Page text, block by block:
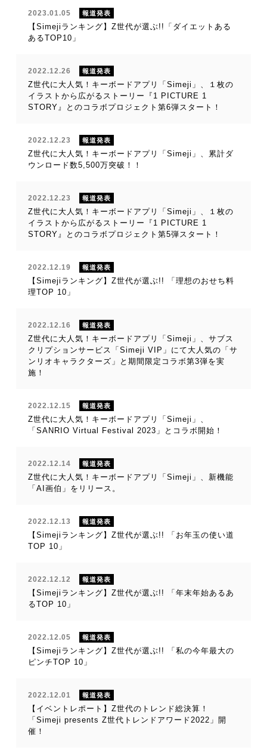
2023.01.05 報道発表
【Simejiランキング】Z世代が選ぶ!!「ダイエットある
あるTOP10」
2022.12.26 報道発表
Z世代に大人気！キーボードアプリ「Simeji」、１枚の
イラストから広がるストーリー『1 PICTURE 1
STORY』とのコラボプロジェクト第6弾スタート！
2022.12.23 報道発表
Z世代に大人気！キーボードアプリ「Simeji」、累計ダ
ウンロード数5,500万突破！！
2022.12.23 報道発表
Z世代に大人気！キーボードアプリ「Simeji」、１枚の
イラストから広がるストーリー『1 PICTURE 1
STORY』とのコラボプロジェクト第5弾スタート！
2022.12.19 報道発表
【Simejiランキング】Z世代が選ぶ!! 「理想のおせち料
理TOP 10」
2022.12.16 報道発表
Z世代に大人気！キーボードアプリ「Simeji」、サブス
クリプションサービス「Simeji VIP」にて大人気の「サ
ンリオキャラクターズ」と期間限定コラボ第3弾を実
施！
2022.12.15 報道発表
Z世代に大人気！キーボードアプリ「Simeji」、
「SANRIO Virtual Festival 2023」とコラボ開始！
2022.12.14 報道発表
Z世代に大人気！キーボードアプリ「Simeji」、新機能
「AI画伯」をリリース。
2022.12.13 報道発表
【Simejiランキング】Z世代が選ぶ!! 「お年玉の使い道
TOP 10」
2022.12.12 報道発表
【Simejiランキング】Z世代が選ぶ!! 「年末年始あるあ
るTOP 10」
2022.12.05 報道発表
【Simejiランキング】Z世代が選ぶ!! 「私の今年最大の
ピンチTOP 10」
2022.12.01 報道発表
【イベントレポート】Z世代のトレンド総決算！
「Simeji presents Z世代トレンドアワード2022」開
催！